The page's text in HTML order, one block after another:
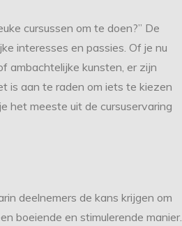
cursussen om te doen?” De
interesses en passies. Of je nu
ambachtelijke kunsten, er zijn
is aan te raden om iets te kiezen
het meeste uit de cursuservaring
deelnemers de kans krijgen om
boeiende en stimulerende manier.